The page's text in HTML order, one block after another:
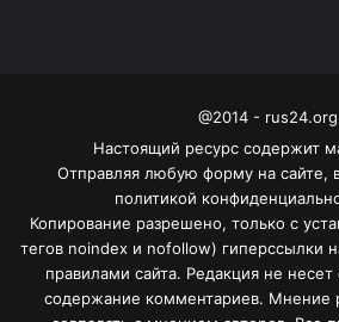
@2014 - rus24.org
Настоящий ресурс содержит
Отправляя любую форму на сайте,
политикой
Копирование разрешено, только с
тегов noindex и nofollow) гиперссылки
правилами сайта. Редакция не несет
содержание комментариев. Мнение